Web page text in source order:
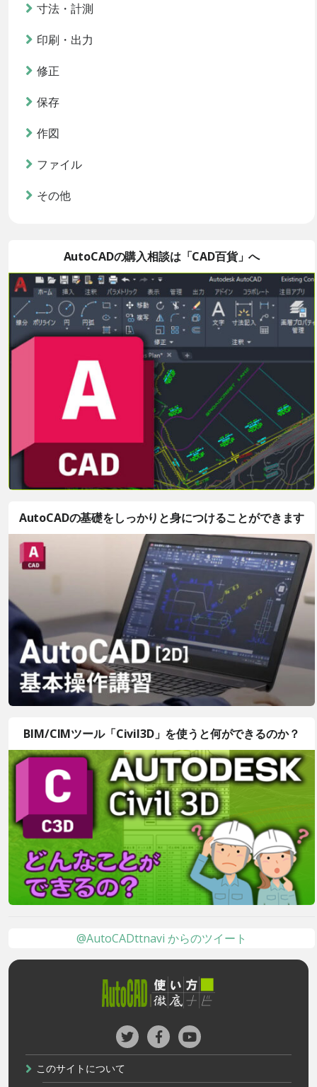
寸法・計測
印刷・出力
修正
保存
作図
ファイル
その他
AutoCADの購入相談は「CAD百貨」へ
AutoCADの基礎をしっかりと身につけることができます
BIM/CIMツール「Civil3D」を使うと何ができるのか？
@AutoCADttnavi からのツイート
このサイトについて